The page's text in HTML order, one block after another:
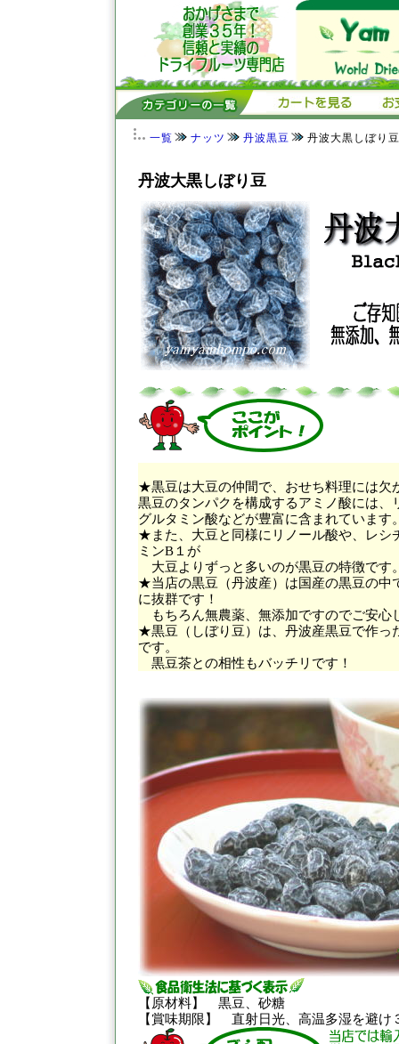
一覧 ナッツ 丹波黒豆 丹波大黒しぼり豆
丹波大黒しぼり豆
★黒豆は大豆の仲間で、おせち料理には欠
黒豆のタンパクを構成するアミノ酸には、
グルタミン酸などが豊富に含まれています
★また、大豆と同様にリノール酸や、レシ
ミンB１が
大豆よりずっと多いのが黒豆の特徴です
★当店の黒豆（丹波産）は国産の黒豆の中
に抜群です！
もちろん無農薬、無添加ですのでご安心
★黒豆（しぼり豆）は、丹波産黒豆で作っ
です。
黒豆茶との相性もバッチリです！
【原材料】 黒豆、砂糖
【賞味期限】 直射日光、高温多湿を避け